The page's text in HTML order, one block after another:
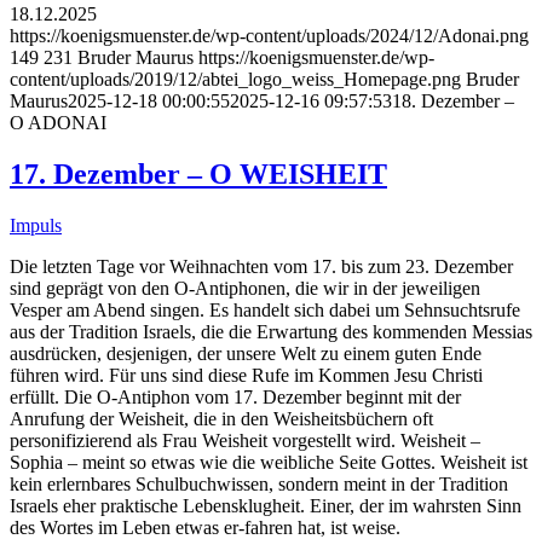
18.12.2025
https://koenigsmuenster.de/wp-content/uploads/2024/12/Adonai.png
149 231 Bruder Maurus https://koenigsmuenster.de/wp-
content/uploads/2019/12/abtei_logo_weiss_Homepage.png Bruder
Maurus2025-12-18 00:00:552025-12-16 09:57:5318. Dezember –
O ADONAI
17. Dezember – O WEISHEIT
Impuls
Die letzten Tage vor Weihnachten vom 17. bis zum 23. Dezember
sind geprägt von den O-Antiphonen, die wir in der jeweiligen
Vesper am Abend singen. Es handelt sich dabei um Sehnsuchtsrufe
aus der Tradition Israels, die die Erwartung des kommenden Messias
ausdrücken, desjenigen, der unsere Welt zu einem guten Ende
führen wird. Für uns sind diese Rufe im Kommen Jesu Christi
erfüllt. Die O-Antiphon vom 17. Dezember beginnt mit der
Anrufung der Weisheit, die in den Weisheitsbüchern oft
personifizierend als Frau Weisheit vorgestellt wird. Weisheit –
Sophia – meint so etwas wie die weibliche Seite Gottes. Weisheit ist
kein erlernbares Schulbuchwissen, sondern meint in der Tradition
Israels eher praktische Lebensklugheit. Einer, der im wahrsten Sinn
des Wortes im Leben etwas er-fahren hat, ist weise.